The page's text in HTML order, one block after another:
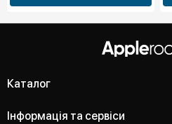
Каталог
Інформація та сервіси